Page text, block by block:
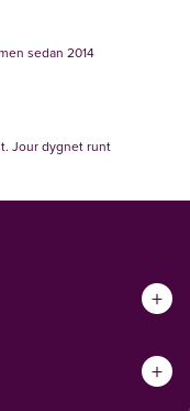
sedan 2014
Jour dygnet runt
+
+